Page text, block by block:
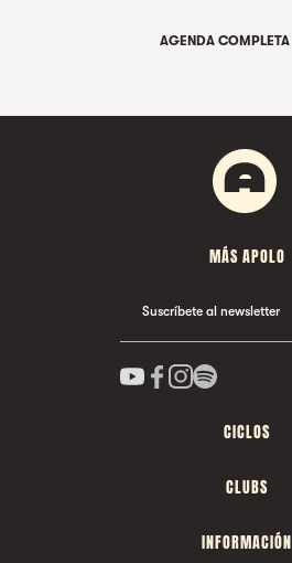
AGENDA COMPLETA
MÁS APOLO
Suscríbete al newsletter
CICLOS
CLUBS
INFORMACIÓN